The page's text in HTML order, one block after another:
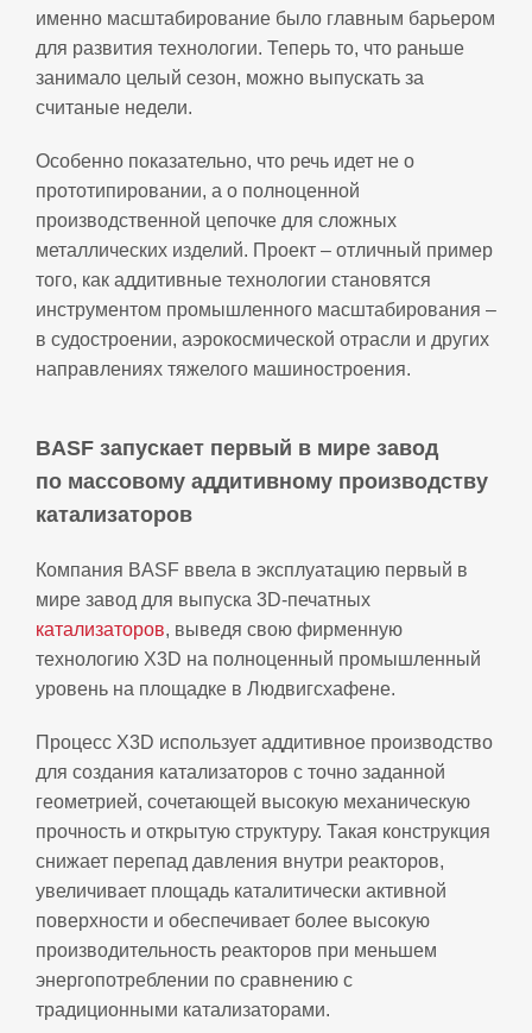
именно масштабирование было главным барьером
для развития технологии. Теперь то, что раньше
занимало целый сезон, можно выпускать за
считаные недели.
Особенно показательно, что речь идет не о
прототипировании, а о полноценной
производственной цепочке для сложных
металлических изделий. Проект – отличный пример
того, как аддитивные технологии становятся
инструментом промышленного масштабирования –
в судостроении, аэрокосмической отрасли и других
направлениях тяжелого машиностроения.
BASF запускает первый в мире завод
по массовому аддитивному производству
катализаторов
Компания BASF ввела в эксплуатацию первый в
мире завод для выпуска 3D‑печатных
катализаторов, выведя свою фирменную
технологию X3D на полноценный промышленный
уровень на площадке в Людвигсхафене.
Процесс X3D использует аддитивное производство
для создания катализаторов с точно заданной
геометрией, сочетающей высокую механическую
прочность и открытую структуру. Такая конструкция
снижает перепад давления внутри реакторов,
увеличивает площадь каталитически активной
поверхности и обеспечивает более высокую
производительность реакторов при меньшем
энергопотреблении по сравнению с
традиционными катализаторами.